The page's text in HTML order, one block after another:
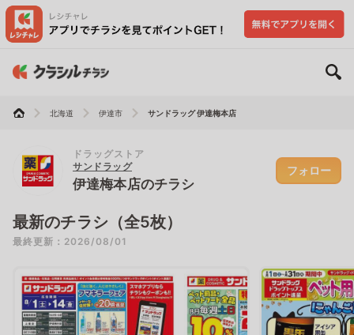
北海道 伊達市 サンドラッグ 伊達梅本店
ドラッグストア
サンドラッグ
伊達梅本店のチラシ
フォロー
最新のチラシ（全5枚）
最終更新：2026/08/01